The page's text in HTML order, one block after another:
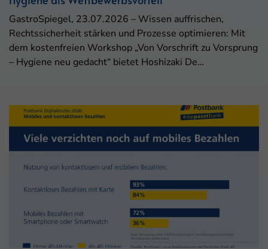
GastroSpiegel, 23.07.2026 – Wissen auffrischen,
Rechtssicherheit stärken und Prozesse optimieren: Mit
dem kostenfreien Workshop „Von Vorschrift zu Vorsprung
– Hygiene neu gedacht“ bietet Hoshizaki De…